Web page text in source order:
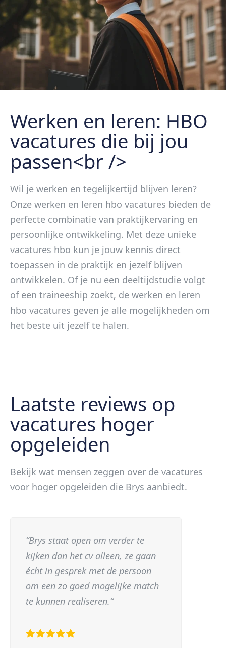
Werken en leren: HBO
vacatures die bij jou
passen<br />
Wil je werken en tegelijkertijd blijven leren?
Onze werken en leren hbo vacatures bieden de
perfecte combinatie van praktijkervaring en
persoonlijke ontwikkeling. Met deze unieke
vacatures hbo kun je jouw kennis direct
toepassen in de praktijk en jezelf blijven
ontwikkelen. Of je nu een deeltijdstudie volgt
of een traineeship zoekt, de werken en leren
hbo vacatures geven je alle mogelijkheden om
het beste uit jezelf te halen.
Laatste reviews op
vacatures hoger
opgeleiden
Bekijk wat mensen zeggen over de vacatures
voor hoger opgeleiden die Brys aanbiedt.
“Brys staat open om verder te
kijken dan het cv alleen, ze gaan
écht in gesprek met de persoon
om een zo goed mogelijke match
te kunnen realiseren.“